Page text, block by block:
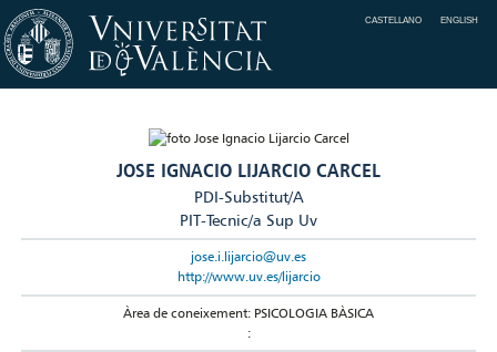
CASTELLANO ENGLISH
JOSE IGNACIO LIJARCIO CARCEL
PDI-Substitut/A
PIT-Tecnic/a Sup Uv
jose.i.lijarcio@uv.es
http://www.uv.es/lijarcio
Àrea de coneixement: PSICOLOGIA BÀSICA
: